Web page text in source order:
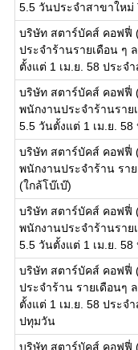
5.5 วันประจำสาขาใหม่
บริษัท สตาร์บัคส์ คอฟฟี่
ประจำร้านรายเดือน ๆ
ตั้งแต่ 1 เม.ย. 58 ประจ
บริษัท สตาร์บัคส์ คอฟฟี่
พนักงานประจำร้านราย
5.5 วันตั้งแต่ 1 เม.ย.
บริษัท สตาร์บัคส์ คอฟฟี่
พนักงานประจำร้าน รา
(ใกล้โบ๊เบ๊)
บริษัท สตาร์บัคส์ คอฟฟี่
พนักงานประจำร้านราย
5.5 วันตั้งแต่ 1 เม.ย.
บริษัท สตาร์บัคส์ คอฟฟี่
ประจำร้าน รายเดือนๆ
ตั้งแต่ 1 เม.ย. 58 ประจ
ปทุมวัน
บริษัท สตาร์บัคส์ คอฟฟี่